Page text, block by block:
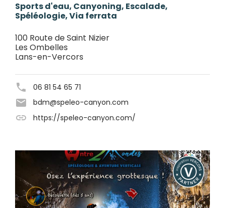
Sports d'eau, Canyoning, Escalade,
Spéléologie, Via ferrata
100 Route de Saint Nizier
Les Ombelles
Lans-en-Vercors
06 81 54 65 71
bdm@speleo-canyon.com
https://speleo-canyon.com/